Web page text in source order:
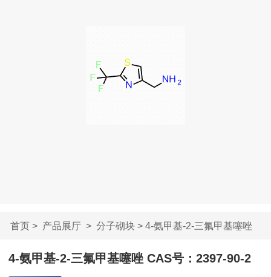
首页> 产品展厅> 分子砌块> 4-氨甲基-2-三氟甲基噻唑
C...
4-氨甲基-2-三氟甲基噻唑 CAS号：2397-90-2